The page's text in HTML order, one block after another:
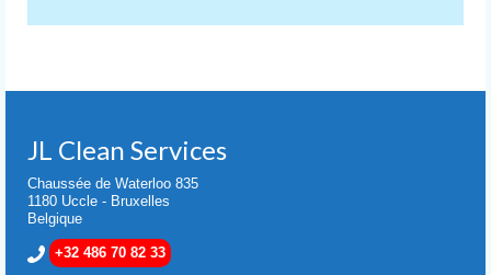
JL Clean Services
Chaussée de Waterloo 835
1180 Uccle - Bruxelles
Belgique
+32 486 70 82 33